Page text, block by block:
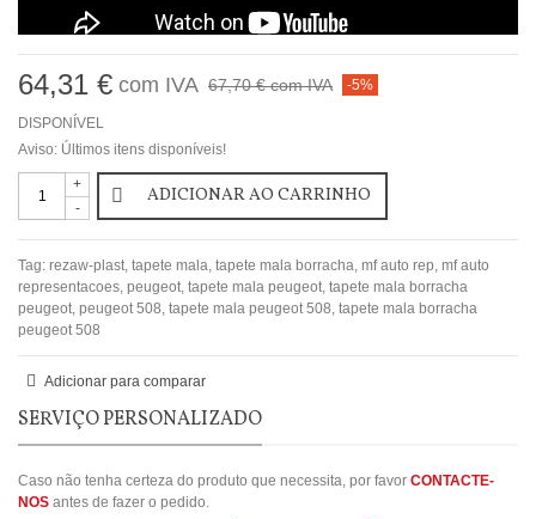
64,31 € com IVA 67,70 €com IVA -5%
DISPONÍVEL
Aviso: Últimos itens disponíveis!
-
+ ADICIONAR AO CARRINHO
Tag: rezaw-plast, tapete mala, tapete mala borracha, mf auto rep, mf auto
representacoes, peugeot, tapete mala peugeot, tapete mala borracha
peugeot, peugeot 508, tapete mala peugeot 508, tapete mala borracha
peugeot 508
Adicionar para comparar
SERVIÇO PERSONALIZADO
Caso não tenha certeza do produto que necessita, por favor CONTACTE-
NOS antes de fazer o pedido.